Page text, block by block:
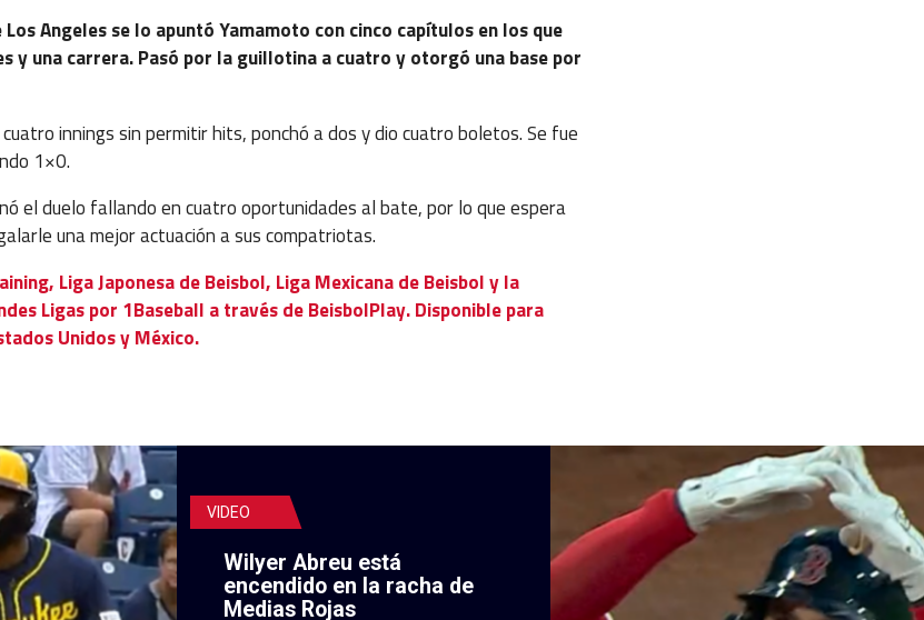
Angeles se lo apuntó Yamamoto con cinco capítulos en los que
y una carrera. Pasó por la guillotina a cuatro y otorgó una base por
innings sin permitir hits, ponchó a dos y dio cuatro boletos. Se fue
1×0.
el duelo fallando en cuatro oportunidades al bate, por lo que espera
una mejor actuación a sus compatriotas.
Liga Japonesa de Beisbol, Liga Mexicana de Beisbol y la
Ligas por 1Baseball a través de BeisbolPlay. Disponible para
Unidos y México.
VIDEO
Wilyer Abreu está
encendido en la racha de
Medias Rojas